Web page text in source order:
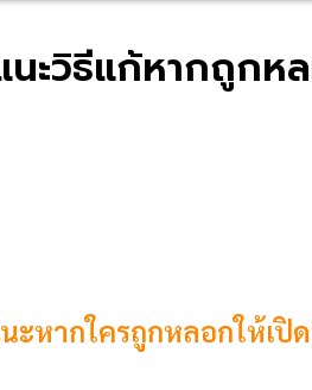
ะวิธีแก้หากถูกห
หากใครถูกหลอกให้เปิ